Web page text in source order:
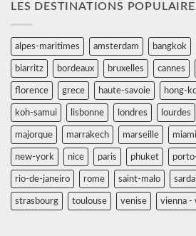
LES DESTINATIONS
alpes-maritimes amsterdam bangkok
biarritz bordeaux bruxelles cannes
florence grece haute-savoie hong-
koh-samui lisbonne londres lourdes
majorque marrakech marseille miami
new-york nice paris phuket
rio-de-janeiro rome saint-malo
strasbourg toulouse venise vienna -